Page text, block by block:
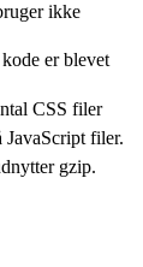
ikke
er blevet
CSS filer
JavaScript filer.
gzip.